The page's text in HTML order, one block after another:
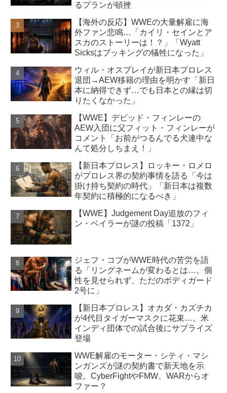
るプランが頓挫
【海外の反応】WWEの大量解雇に海
外ファン悲鳴…「カイリ・セインとア
スカのストーリーは！？」「Wyatt
Sicksはブッキングの犠牲になった」
ウィル・オスプレイが新日本プロレス
退団→AEW移籍の理由を明かす「新日
本に納得できず…でも日本との縁は切
りたくなかった」
【WWE】デビッド・フィンレーの
AEW入団に父フィット・フィンレーが
コメント「お前がつるんでる犬連中な
んて処分しちまえ！」
【新日本プロレス】ロッキー・ロメロ
がプロレス界の契約事情を語る「今は
掛け持ち契約の時代」「新日本は複数
年契約に積極的になるべき」
【WWE】Judgement Day追放のフィ
ン・ベイラーが謎の投稿「1372」
ジェフ・コブがWWE時代の苦労を語
る「リングネームが変わるとは…。個
性を見せられず、ただのボディガード
2号に」
【新日本プロレス】オカダ・カズチカ
が4代目タイガーマスクに花束…。米
インディ団体での試合後にサプライズ
登場
WWE解雇のモーター・シティ・マシ
ンガンズが謎の契約書で新天地を示
唆。CyberFightやFMW、WARからオ
ファー？